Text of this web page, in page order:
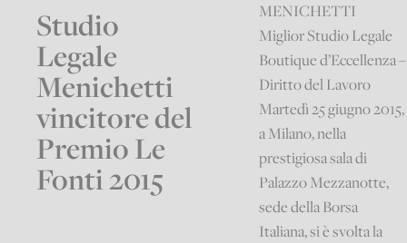
Studio
Legale
Menichetti
vincitore del
Premio Le
Fonti 2015
MENICHETTI
Miglior Studio Legale
Boutique d’Eccellenza –
Diritto del Lavoro
Martedì 25 giugno 2015,
a Milano, nella
prestigiosa sala di
Palazzo Mezzanotte,
sede della Borsa
Italiana, si è svolta la